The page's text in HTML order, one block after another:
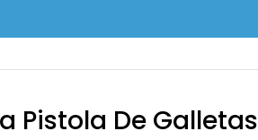
Pistola De Galletas